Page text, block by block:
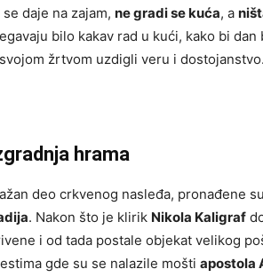
daje na zajam, ne gradi se kuća, a
bilo kakav rad u kući, kako bi
žrtvom uzdigli veru i dostojanstvo.
hrama
deo crkvenog nasleđa, pronađene
. Nakon što je klirik Nikola Kaligraf
i od tada postale objekat velikog
gde su se nalazile mošti apostola